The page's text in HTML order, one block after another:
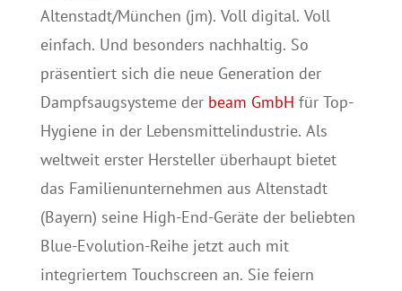
Altenstadt/München (jm). Voll digital. Voll
einfach. Und besonders nachhaltig. So
präsentiert sich die neue Generation der
Dampfsaugsysteme der beam GmbH für Top-
Hygiene in der Lebensmittelindustrie. Als
weltweit erster Hersteller überhaupt bietet
das Familienunternehmen aus Altenstadt
(Bayern) seine High-End-Geräte der beliebten
Blue-Evolution-Reihe jetzt auch mit
integriertem Touchscreen an. Sie feiern